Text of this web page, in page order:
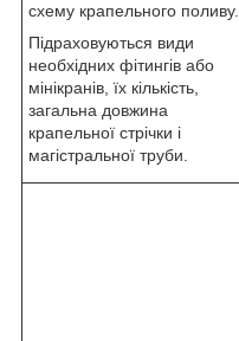
схему крапельного поливу.
Підраховуються види
необхідних фітингів або
мінікранів, їх кількість,
загальна довжина
крапельної стрічки і
магістральної труби.